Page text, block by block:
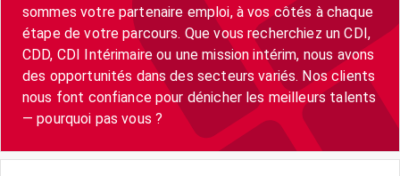
sommes votre partenaire emploi, à vos côtés à chaque
étape de votre parcours. Que vous recherchiez un CDI,
CDD, CDI Intérimaire ou une mission intérim, nous avons
des opportunités dans des secteurs variés. Nos clients
nous font confiance pour dénicher les meilleurs talents
— pourquoi pas vous ?